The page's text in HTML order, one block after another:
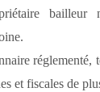
bailleur
réglementé,
et fiscales de